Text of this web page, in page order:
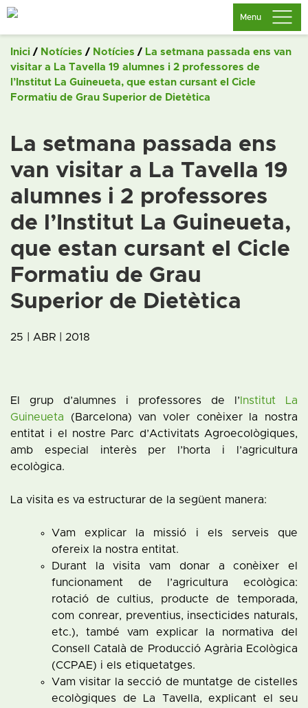
Saltar
Menu
Inici / Notícies / Notícies / La setmana passada ens van
visitar a La Tavella 19 alumnes i 2 professores de
l’Institut La Guineueta, que estan cursant el Cicle
Formatiu de Grau Superior de Dietètica
La setmana passada ens
van visitar a La Tavella 19
alumnes i 2 professores
de l’Institut La Guineueta,
que estan cursant el Cicle
Formatiu de Grau
Superior de Dietètica
25 | ABR | 2018
El grup d’alumnes i professores de l’Institut La
Guineueta (Barcelona) van voler conèixer la nostra
entitat i el nostre Parc d’Activitats Agroecològiques,
amb especial interès per l’horta i l’agricultura
ecològica.
La visita es va estructurar de la següent manera:
Vam explicar la missió i els serveis que
ofereix la nostra entitat.
Durant la visita vam donar a conèixer el
funcionament de l’agricultura ecològica:
rotació de cultius, producte de temporada,
com conrear, preventius, insecticides naturals,
etc.), també vam explicar la normativa del
Consell Català de Producció Agrària Ecològica
(CCPAE) i els etiquetatges.
Vam visitar la secció de muntatge de cistelles
ecològiques de La Tavella, explicant el seu